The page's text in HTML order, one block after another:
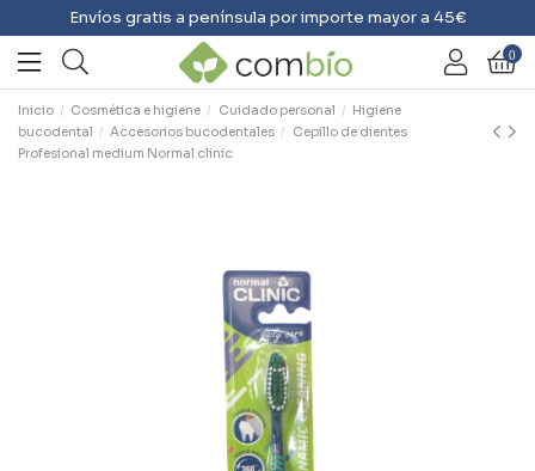
Envíos gratis a península por importe mayor a 45€
0
Inicio Cosmética e higiene Cuidado personal
Higiene
bucodental
Accesorios bucodentales
Cepillo de dientes
Profesional medium Normal clinic